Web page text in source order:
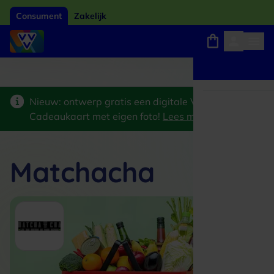
Consument Zakelijk
Nieuw: ontwerp gratis een digitale VVV
Cadeaukaart met eigen foto! Lees meer
Matchacha